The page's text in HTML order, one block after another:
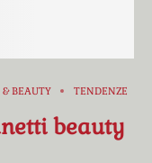
BEAUTY TENDENZE
beauty